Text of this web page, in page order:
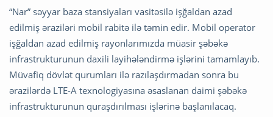
“Nar” səyyar baza stansiyaları vasitəsilə işğaldan azad
edilmiş əraziləri mobil rabitə ilə təmin edir. Mobil operator
işğaldan azad edilmiş rayonlarımızda müasir şəbəkə
infrastrukturunun daxili layihələndirmə işlərini tamamlayıb.
Müvafiq dövlət qurumları ilə razılaşdırmadan sonra bu
ərazilərdə LTE-A texnologiyasına əsaslanan daimi şəbəkə
infrastrukturunun quraşdırılması işlərinə başlanılacaq.